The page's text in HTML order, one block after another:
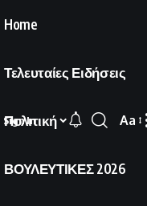
Home
Τελευταίες Ειδήσεις
Πολιτική
ΒΟΥΛΕΥΤΙΚΕΣ 2026
Sign In
Font
Aa